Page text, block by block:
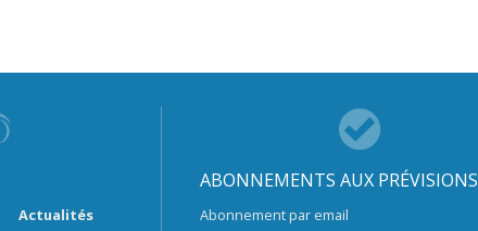
Actualités
ABONNEMENTS AUX PRÉVISIONS
Abonnement par email